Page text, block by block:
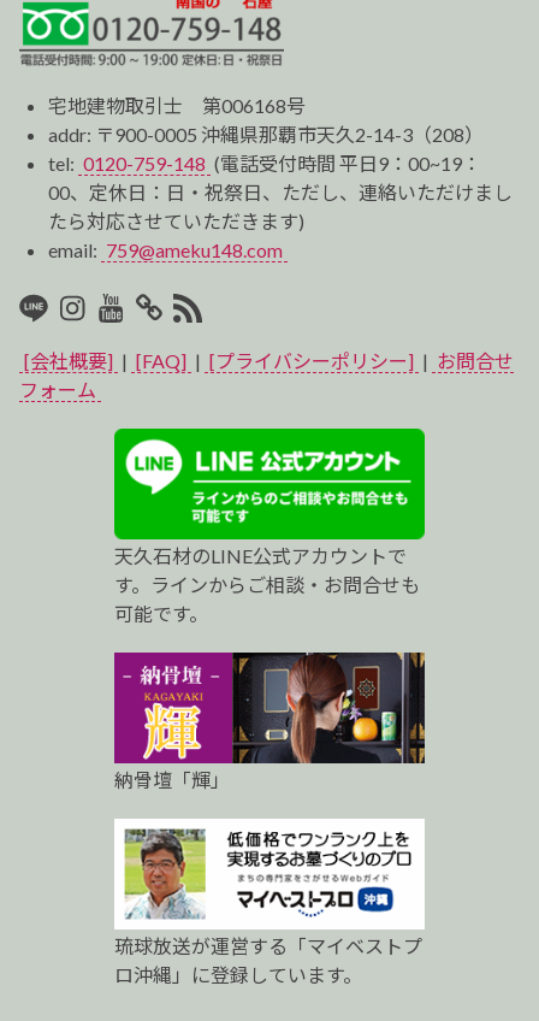
宅地建物取引士 第006168号
addr: 〒900-0005 沖縄県那覇市天久2-14-3（208）
tel: 0120-759-148 (電話受付時間 平日9：00~19：
00、定休日：日・祝祭日、ただし、連絡いただけまし
たら対応させていただきます)
email: 759@ameku148.com
LINEInstagram
Youtube
マ
イ
ス
ト
ロ
RSS2
[会社概要] | [FAQ] | [プライバシーポリシー] | お問合せ
フォーム
天久石材のLINE公式アカウントで
す。ラインからご相談・お問合せも
可能です。
納骨壇「輝」
琉球放送が運営する「マイベストプ
ロ沖縄」に登録しています。